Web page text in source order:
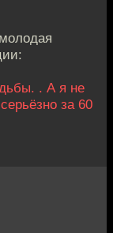
. А я не
за 60